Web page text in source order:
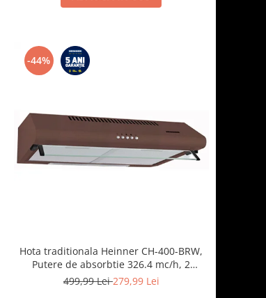
-44%
Hota traditionala Heinner CH-400-BRW,
Putere de absorbtie 326.4 mc/h, 2
motoare, 60 cm, Maro
499,99 Lei279,99 Lei